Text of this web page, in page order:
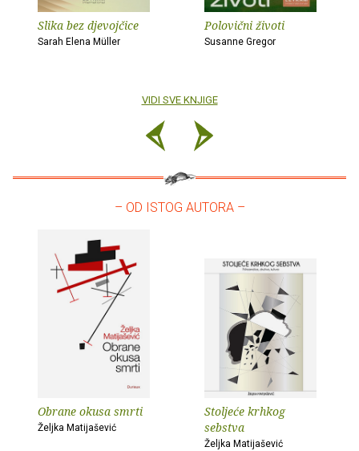
Slika bez djevojčice
Sarah Elena Müller
Polovični životi
Susanne Gregor
VIDI SVE KNJIGE
– OD ISTOG AUTORA –
Obrane okusa smrti
Željka Matijašević
Stoljeće krhkog
sebstva
Željka Matijašević